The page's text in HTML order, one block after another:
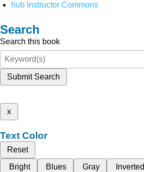
hub Instructor Commons
Search
Search this book
Submit Search
x
Text Color
Reset
Bright
Blues Gray Inverted